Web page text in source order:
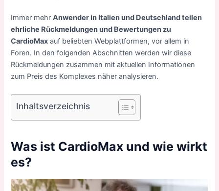
Immer mehrAnwender in Italien und Deutschland teilen
ehrliche Rückmeldungen und Bewertungen zu
CardioMax auf beliebten Webplattformen, vor allem in
Foren. In den folgenden Abschnitten werden wir diese
Rückmeldungen zusammen mit aktuellen Informationen
zum Preis des Komplexes näher analysieren.
Inhaltsverzeichnis
Was ist CardioMax und wie wirkt
es?